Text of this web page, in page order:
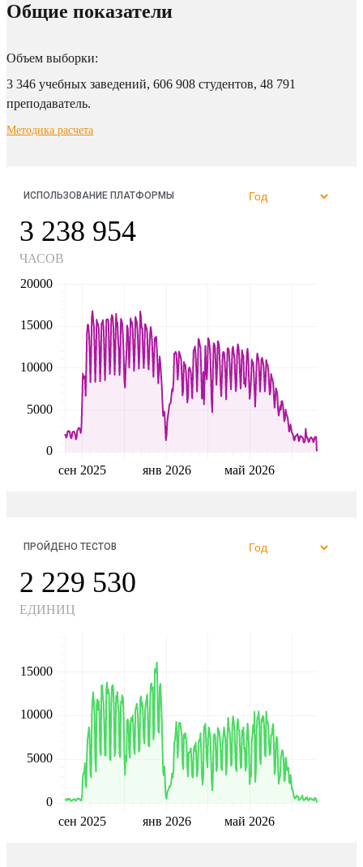
Общие показатели
Объем выборки:
3 346 учебных заведений, 606 908 студентов, 48 791
преподаватель.
Методика расчета
ИСПОЛЬЗОВАНИЕ ПЛАТФОРМЫ
3 238 954
ЧАСОВ
сен 2025 янв 2026 май 2026
0
5000
10000
15000
20000
ПРОЙДЕНО ТЕСТОВ
2 229 530
ЕДИНИЦ
сен 2025 янв 2026 май 2026
0
5000
10000
15000